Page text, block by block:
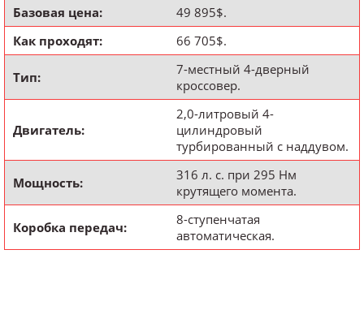
Базовая цена:
49 895$.
Как проходят:
66 705$.
Тип:
7-местный 4-дверный
кроссовер.
Двигатель:
2,0-литровый 4-
цилиндровый
турбированный с наддувом.
Мощность:
316 л. с. при 295 Нм
крутящего момента.
Коробка передач:
8-ступенчатая
автоматическая.